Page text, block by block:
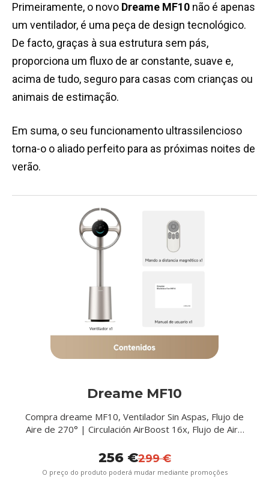
Primeiramente, o novo Dreame MF10 não é apenas
um ventilador, é uma peça de design tecnológico.
De facto, graças à sua estrutura sem pás,
proporciona um fluxo de ar constante, suave e,
acima de tudo, seguro para casas com crianças ou
animais de estimação.
Em suma, o seu funcionamento ultrassilencioso
torna-o o aliado perfeito para as próximas noites de
verão.
Dreame MF10
Compra dreame MF10, Ventilador Sin Aspas, Flujo de
Aire de 270° | Circulación AirBoost 16x, Flujo de Aire
Control Con App y Voz, ...
256 €299 €
O preço do produto poderá mudar mediante promoções